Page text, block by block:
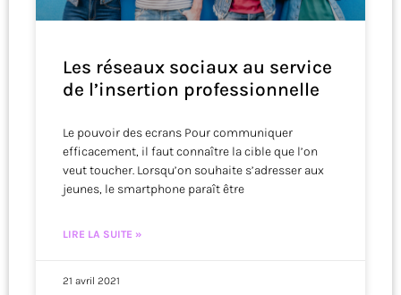
Les réseaux sociaux au service
de l’insertion professionnelle
Le pouvoir des ecrans Pour communiquer
efficacement, il faut connaître la cible que l’on
veut toucher. Lorsqu’on souhaite s’adresser aux
jeunes, le smartphone paraît être
LIRE LA SUITE »
21 avril 2021